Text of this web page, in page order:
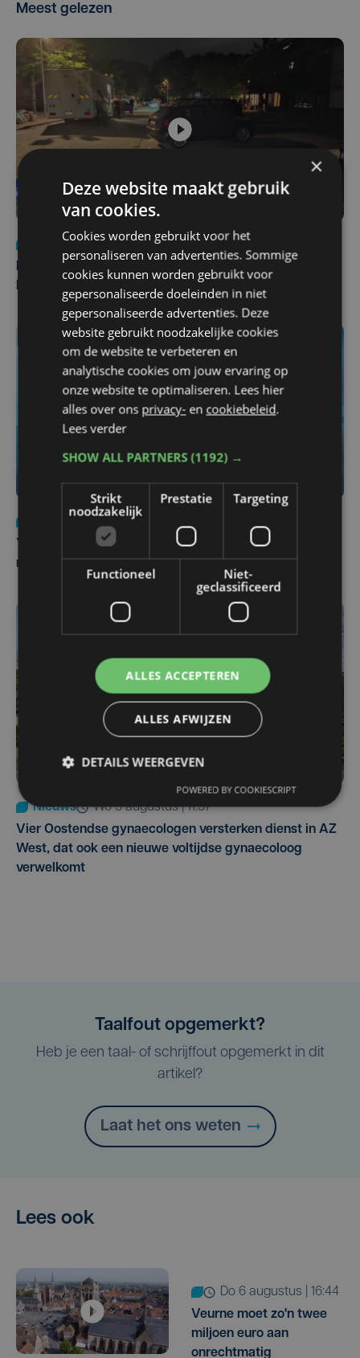
Meest gelezen
Nieuws
di 4 augustus | 09:32
Man en vrouw dood aangetroffen in woning in Sint-
Pieters Brugge
do 6 augustus | 21:30
Yaro (19), slachtoffer van vechtpartij, is na
maandenlange coma overleden
Nieuws
wo 5 augustus | 11:57
Vier Oostendse gynaecologen versterken dienst in AZ
West, dat ook een nieuwe voltijdse gynaecoloog
verwelkomt
Taalfout opgemerkt?
Heb je een taal- of schrijffout opgemerkt in dit
artikel?
Laat het ons weten
Lees ook
do 6 augustus | 16:44
Veurne moet zo'n twee
miljoen euro aan
onrechtmatig
×
Deze website maakt gebruik
van cookies.
Cookies worden gebruikt voor het
personaliseren van advertenties. Sommige
cookies kunnen worden gebruikt voor
gepersonaliseerde doeleinden in niet
gepersonaliseerde advertenties. Deze
website gebruikt noodzakelijke cookies
om de website te verbeteren en
analytische cookies om jouw ervaring op
onze website te optimaliseren. Lees hier
alles over ons privacy- en cookiebeleid.
Lees verder
SHOW ALL PARTNERS(1192) →
Strikt
noodzakelijk
Prestatie Targeting
Functioneel
Niet-
geclassificeerd
ALLES ACCEPTEREN
ALLES AFWIJZEN
DETAILS WEERGEVEN
POWERED BY COOKIESCRIPT